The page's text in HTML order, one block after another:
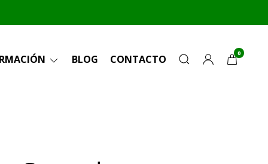
BLOG CONTACTO 0